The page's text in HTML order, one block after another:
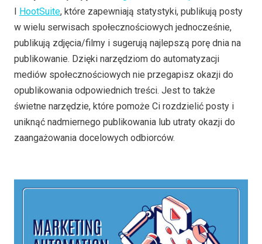
I HootSuite, które zapewniają statystyki, publikują posty
w wielu serwisach społecznościowych jednocześnie,
publikują zdjęcia/filmy i sugerują najlepszą porę dnia na
publikowanie. Dzięki narzędziom do automatyzacji
mediów społecznościowych nie przegapisz okazji do
opublikowania odpowiednich treści. Jest to także
świetne narzędzie, które pomoże Ci rozdzielić posty i
uniknąć nadmiernego publikowania lub utraty okazji do
zaangażowania docelowych odbiorców.